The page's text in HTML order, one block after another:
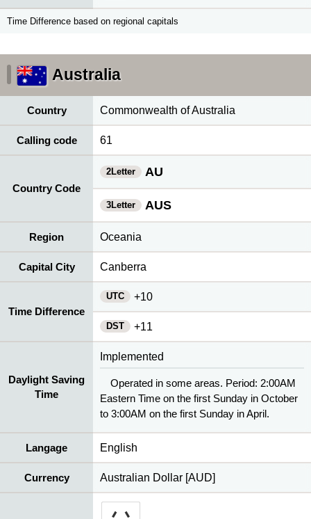
Time Difference based on regional capitals
Australia
Country Commonwealth of Australia
Calling code 61
Country Code
2Letter AU
3Letter AUS
Region Oceania
Capital City Canberra
Time Difference
UTC +10
DST +11
Daylight Saving
Time
Implemented
Operated in some areas. Period: 2:00AM
Eastern Time on the first Sunday in October
to 3:00AM on the first Sunday in April.
Langage English
Currency Australian Dollar [AUD]